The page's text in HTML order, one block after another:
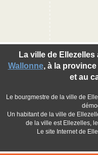
La ville de
Wallonne, à la province
et au
Le bourgmestre de la ville de
Un habitant de la ville de
de la ville est Ellezelles,
Le site Internet de